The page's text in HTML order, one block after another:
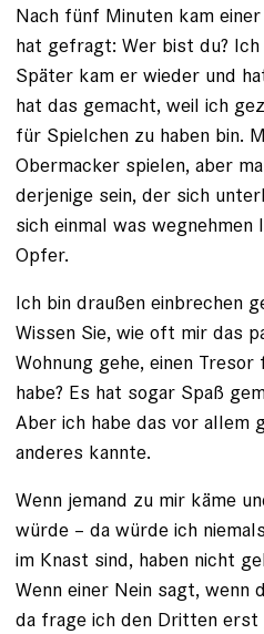
Nach fünf Minuten kam
hat gefragt: Wer bist du?
Später kam er wieder und
hat das gemacht, weil ich
für Spielchen zu haben bin.
Obermacker ­spielen, aber
derjenige sein, der sich
sich einmal was
Opfer.
Ich bin draußen einbrechen
Wissen Sie, wie oft mir das
Wohnung gehe, einen
habe? Es hat sogar Spaß
Aber ich habe das vor allem
anderes kannte.
Wenn jemand zu mir käme
würde – da würde ich
im Knast sind, haben nicht
Wenn einer Nein sagt, wenn
da frage ich den Dritten erst